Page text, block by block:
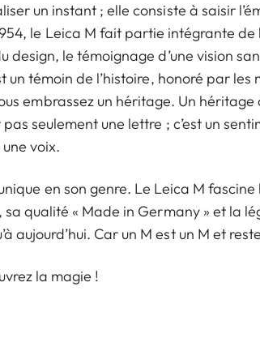
un instant ; elle consiste à saisir
le Leica M fait partie intégrante de
design, le témoignage d’une vision
témoin de l’histoire, honoré par les
embrassez un héritage. Un héritage
seulement une lettre ; c’est un
une voix.
en son genre. Le Leica M
qualité « Made in Germany » et la
aujourd’hui. Car un M est un M et
la magie !